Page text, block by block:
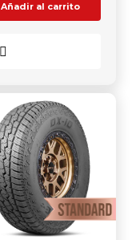
Añadir al carrito